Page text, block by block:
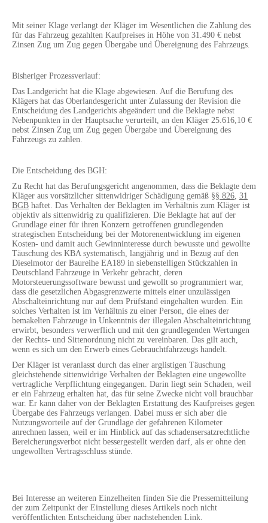
Mit seiner Klage verlangt der Kläger im Wesentlichen die Zahlung des
für das Fahrzeug gezahlten Kaufpreises in Höhe von 31.490 € nebst
Zinsen Zug um Zug gegen Übergabe und Übereignung des Fahrzeugs.
Bisheriger Prozessverlauf:
Das Landgericht hat die Klage abgewiesen. Auf die Berufung des
Klägers hat das Oberlandesgericht unter Zulassung der Revision die
Entscheidung des Landgerichts abgeändert und die Beklagte nebst
Nebenpunkten in der Hauptsache verurteilt, an den Kläger 25.616,10 €
nebst Zinsen Zug um Zug gegen Übergabe und Übereignung des
Fahrzeugs zu zahlen.
Die Entscheidung des BGH:
Zu Recht hat das Berufungsgericht angenommen, dass die Beklagte dem
Kläger aus vorsätzlicher sittenwidriger Schädigung gemäß §§ 826, 31
BGB haftet. Das Verhalten der Beklagten im Verhältnis zum Kläger ist
objektiv als sittenwidrig zu qualifizieren. Die Beklagte hat auf der
Grundlage einer für ihren Konzern getroffenen grundlegenden
strategischen Entscheidung bei der Motorenentwicklung im eigenen
Kosten- und damit auch Gewinninteresse durch bewusste und gewollte
Täuschung des KBA systematisch, langjährig und in Bezug auf den
Dieselmotor der Baureihe EA189 in siebenstelligen Stückzahlen in
Deutschland Fahrzeuge in Verkehr gebracht, deren
Motorsteuerungssoftware bewusst und gewollt so programmiert war,
dass die gesetzlichen Abgasgrenzwerte mittels einer unzulässigen
Abschalteinrichtung nur auf dem Prüfstand eingehalten wurden. Ein
solches Verhalten ist im Verhältnis zu einer Person, die eines der
bemakelten Fahrzeuge in Unkenntnis der illegalen Abschalteinrichtung
erwirbt, besonders verwerflich und mit den grundlegenden Wertungen
der Rechts- und Sittenordnung nicht zu vereinbaren. Das gilt auch,
wenn es sich um den Erwerb eines Gebrauchtfahrzeugs handelt.
Der Kläger ist veranlasst durch das einer arglistigen Täuschung
gleichstehende sittenwidrige Verhalten der Beklagten eine ungewollte
vertragliche Verpflichtung eingegangen. Darin liegt sein Schaden, weil
er ein Fahrzeug erhalten hat, das für seine Zwecke nicht voll brauchbar
war. Er kann daher von der Beklagten Erstattung des Kaufpreises gegen
Übergabe des Fahrzeugs verlangen. Dabei muss er sich aber die
Nutzungsvorteile auf der Grundlage der gefahrenen Kilometer
anrechnen lassen, weil er im Hinblick auf das schadensersatzrechtliche
Bereicherungsverbot nicht bessergestellt werden darf, als er ohne den
ungewollten Vertragsschluss stünde.
Bei Interesse an weiteren Einzelheiten finden Sie die Pressemitteilung
der zum Zeitpunkt der Einstellung dieses Artikels noch nicht
veröffentlichten Entscheidung über nachstehenden Link.